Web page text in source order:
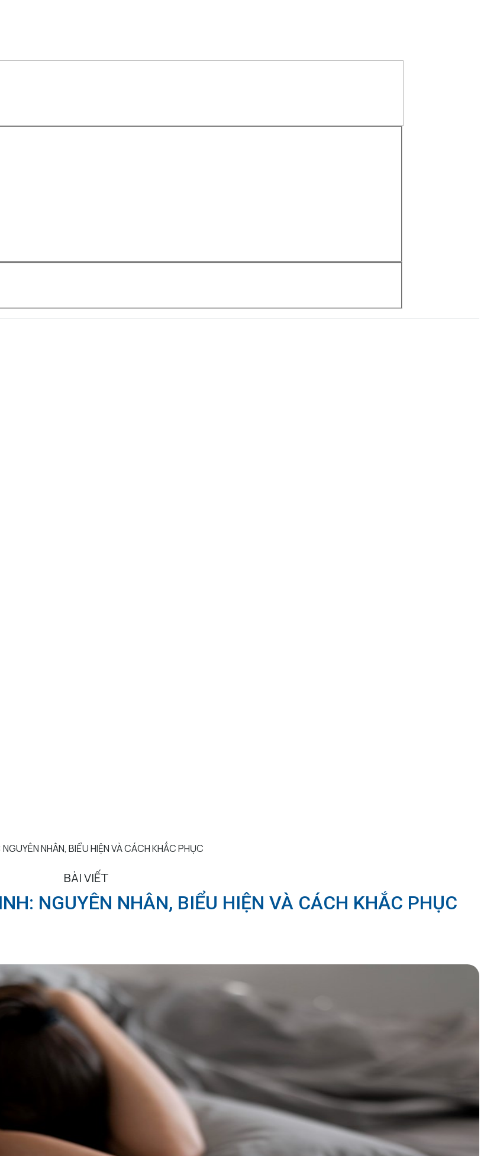
NHÂN, BIỂU HIỆN VÀ CÁCH KHẮC PHỤC
BÀI VIẾT
NGUYÊN NHÂN, BIỂU HIỆN VÀ CÁCH KHẮC PHỤC